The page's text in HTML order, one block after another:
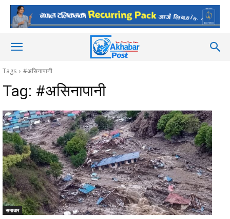
Tags #असिनापानी
Tag: #असिनापानी
समाचार